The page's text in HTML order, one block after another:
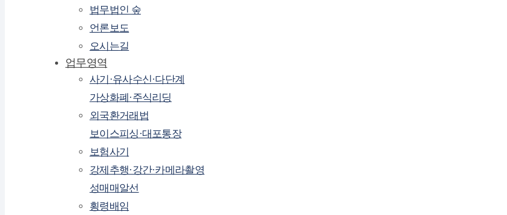
법무법인 숲
언론보도
오시는길
업무영역
사기·유사수신·다단계
가상화폐·주식리딩
외국환거래법
보이스피싱·대포통장
보험사기
강제추행·강간·카메라촬영
성매매알선
횡령배임